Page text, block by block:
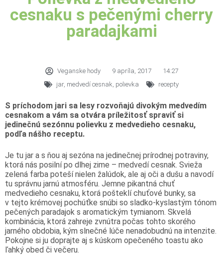
cesnaku s pečenými cherry
paradajkami
Veganske hody 9 apríla, 2017
14:27
jar, medvedí cesnak, polievka recepty
S príchodom jari sa lesy rozvoňajú divokým medvedím
cesnakom a vám sa otvára príležitosť spraviť si
jedinečnú sezónnu polievku z medvedieho cesnaku,
podľa nášho receptu.
Je tu jar a s ňou aj sezóna na jedinečnej prírodnej potraviny,
ktorá nás posilní po dlhej zime – medvedí cesnak. Svieža
zelená farba poteší nielen žalúdok, ale aj oči a dušu a navodí
tu správnu jarnú atmosféru. Jemne pikantná chuť
medvedieho cesnaku, ktorá pošteklí chuťové bunky, sa
v tejto krémovej pochúťke snúbi so sladko-kyslastým tónom
pečených paradajok s aromatickým tymianom. Skvelá
kombinácia, ktorá zahreje zvnútra počas tohto skorého
jarného obdobia, kým slnečné lúče nenadobudnú na intenzite.
Pokojne si ju doprajte aj s kúskom opečeného toastu ako
ľahký obed či večeru.